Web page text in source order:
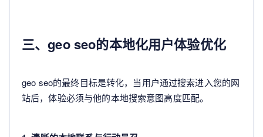
三、geo seo的本地化用户体验优化
geo seo的最终目标是转化，当用户通过搜索进入您的网
站后，体验必须与他的本地搜索意图高度匹配。